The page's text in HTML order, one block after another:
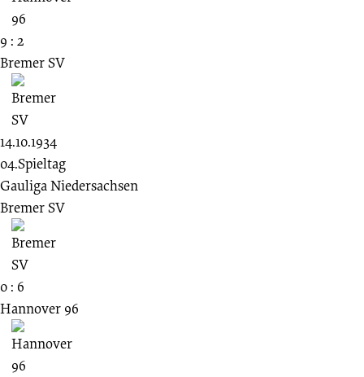
9 : 2
Bremer SV
14.10.1934
04.Spieltag
Gauliga Niedersachsen
Bremer SV
0 : 6
Hannover 96